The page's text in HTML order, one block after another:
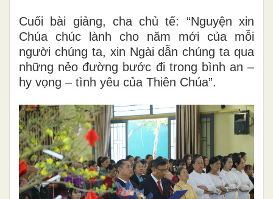
Cuối bài giảng, cha chủ tế: “Nguyện xin
Chúa chúc lành cho năm mới của mỗi
người chúng ta, xin Ngài dẫn chúng ta qua
những nẻo đường bước đi trong bình an –
hy vọng – tình yêu của Thiên Chúa”.